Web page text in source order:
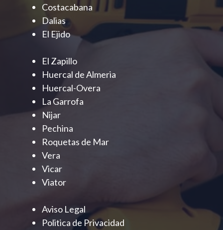
Costacabana
Dalias
El Ejido
El Zapillo
Huercal de Almeria
Huercal-Overa
La Garrofa
Nijar
Pechina
Roquetas de Mar
Vera
Vicar
Viator
Aviso Legal
Politica de Privacidad